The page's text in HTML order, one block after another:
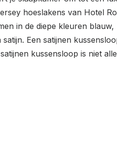
hoeslakens van Hotel
in de diepe kleuren
Een satijnen
kussensloop is niet